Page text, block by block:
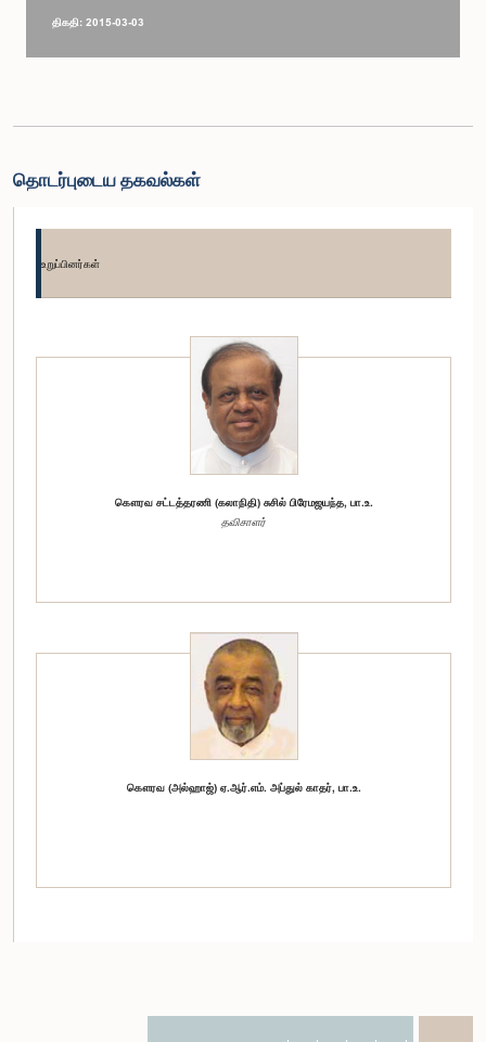
திகதி: 2015-03-03
தொடர்புடைய தகவல்கள்
உறுப்பினர்கள்
கௌரவ சட்டத்தரணி (கலாநிதி) சுசில் பிரேமஜயந்த, பா.உ.
தவிசாளர்
கௌரவ (அல்ஹாஜ்) ஏ.ஆர்.எம். அப்துல் காதர், பா.உ.